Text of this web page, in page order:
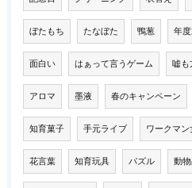
ぼたもち たなぼた 鴨葱 年
面白い はぁって言うゲーム 嘘も
アロマ 墨液 春のキャンペーン
知育菓子 手元ライブ ワークマン
花言葉 知育玩具 パズル 動